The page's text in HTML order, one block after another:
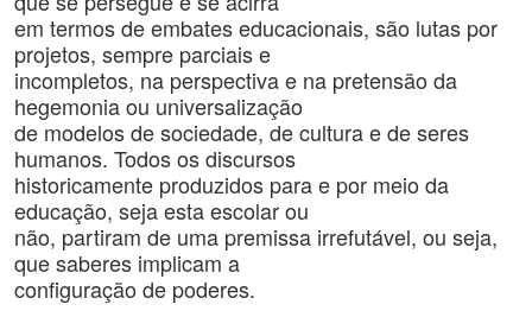
em termos de embates educacionais, são lutas por
projetos, sempre parciais e
incompletos, na perspectiva e na pretensão da
hegemonia ou universalização
de modelos de sociedade, de cultura e de seres
humanos. Todos os discursos
historicamente produzidos para e por meio da
educação, seja esta escolar ou
não, partiram de uma premissa irrefutável, ou seja,
que saberes implicam a
configuração de poderes.